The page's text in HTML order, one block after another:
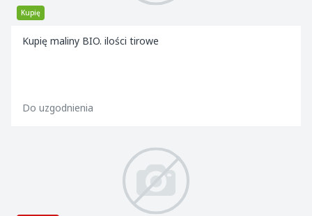
Kupię
Kupię maliny BIO. ilości tirowe
Do uzgodnienia